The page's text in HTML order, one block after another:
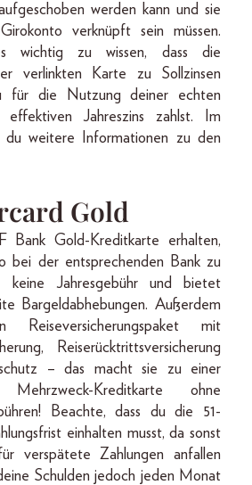
werden kann und sie
verknüpft sein müssen.
wichtig zu wissen, dass die
verlinkten Karte zu Sollzinsen
für die Nutzung deiner echten
effektiven Jahreszins zahlst. Im
du weitere Informationen zu den
Gold
Bank Gold-Kreditkarte erhalten,
bei der entsprechenden Bank zu
keine Jahresgebühr und bietet
Bargeldabhebungen. Außerdem
mit
Reiserücktrittsversicherung
– das macht sie zu einer
Mehrzweck-Kreditkarte ohne
Beachte, dass du die 51-
einhalten musst, da sonst
verspätete Zahlungen anfallen
Schulden jedoch jeden Monat